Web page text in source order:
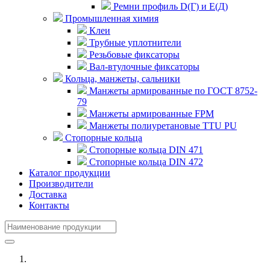
Ремни профиль D(Г) и E(Д)
Промышленная химия
Клеи
Трубные уплотнители
Резьбовые фиксаторы
Вал-втулочные фиксаторы
Кольца, манжеты, сальники
Манжеты армированные по ГОСТ 8752-
79
Манжеты армированные FPM
Манжеты полиуретановые TTU PU
Стопорные кольца
Стопорные кольца DIN 471
Стопорные кольца DIN 472
Каталог продукции
Производители
Доставка
Контакты